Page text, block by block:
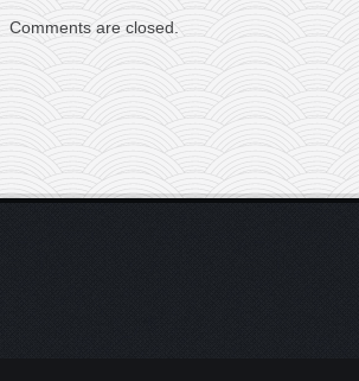
Comments are closed.